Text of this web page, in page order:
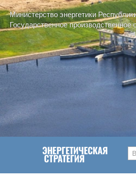
Министерство энергетики
Государственное производственное